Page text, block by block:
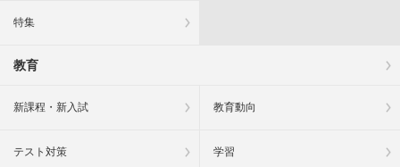
特集
教育
新課程・新入試 教育動向
テスト対策 学習